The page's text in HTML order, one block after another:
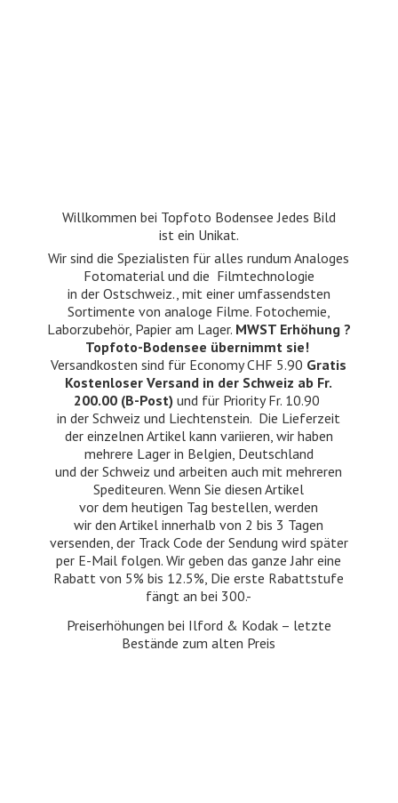
Willkommen bei Topfoto Bodensee Jedes Bild
ist ein Unikat.
Wir sind die Spezialisten für alles rundum Analoges
Fotomaterial und die Filmtechnologie
in der Ostschweiz., mit einer umfassendsten
Sortimente von analoge Filme. Fotochemie,
Laborzubehör, Papier am Lager. MWST Erhöhung ?
Topfoto-Bodensee übernimmt sie!
Versandkosten sind für Economy CHF 5.90 Gratis
Kostenloser Versand in der Schweiz ab Fr.
200.00 (B-Post) und für Priority Fr. 10.90
in der Schweiz und Liechtenstein. Die Lieferzeit
der einzelnen Artikel kann variieren, wir haben
mehrere Lager in Belgien, Deutschland
und der Schweiz und arbeiten auch mit mehreren
Spediteuren. Wenn Sie diesen Artikel
vor dem heutigen Tag bestellen, werden
wir den Artikel innerhalb von 2 bis 3 Tagen
versenden, der Track Code der Sendung wird später
per E-Mail folgen. Wir geben das ganze Jahr eine
Rabatt von 5% bis 12.5%, Die erste Rabattstufe
fängt an bei 300.-
Preiserhöhungen bei Ilford & Kodak – letzte
Bestände zumalten Preis